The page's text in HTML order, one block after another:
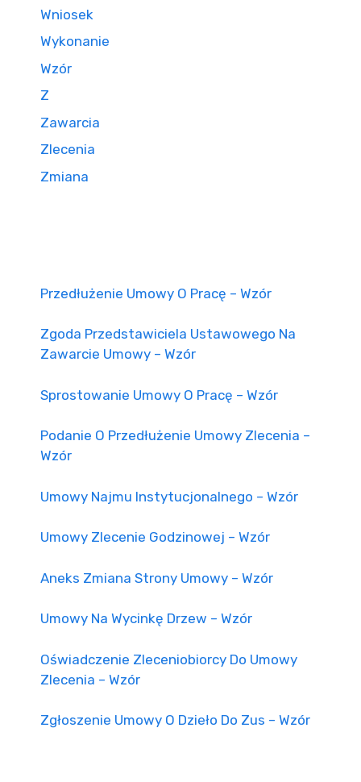
Wniosek
Wykonanie
Wzór
Z
Zawarcia
Zlecenia
Zmiana
Przedłużenie Umowy O Pracę – Wzór
Zgoda Przedstawiciela Ustawowego Na
Zawarcie Umowy – Wzór
Sprostowanie Umowy O Pracę – Wzór
Podanie O Przedłużenie Umowy Zlecenia –
Wzór
Umowy Najmu Instytucjonalnego – Wzór
Umowy Zlecenie Godzinowej – Wzór
Aneks Zmiana Strony Umowy – Wzór
Umowy Na Wycinkę Drzew – Wzór
Oświadczenie Zleceniobiorcy Do Umowy
Zlecenia – Wzór
Zgłoszenie Umowy O Dzieło Do Zus – Wzór